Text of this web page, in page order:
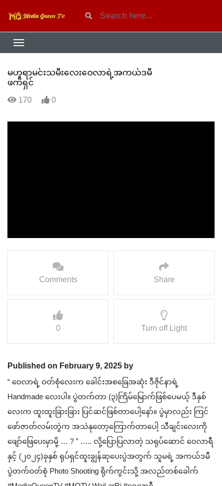
မဟူရာမင်းသမီးလေးဝေလာရဲ့အကယ်ဒမီ
ဖက်ရှင်
170 0
Comments Share
0 Turn off Light
Published on February 9, 2025 by
“ ဝေလာရဲ့ ဝတ်စုံလေးက ခေါင်းအစခြေအဆုံး ဒီဇိုင်နာရဲ့
Handmade လေးပါ။ ပွဲတက်တာ (၃)ကြိမ်မြောက်ဖြစ်ပေမယ့် ဒီနှစ်
လေးက ထူးထူးခြားခြား ပြင်ဆင်ဖြစ်တာပေါ့နော်။ ပွဲမှာလည်း ကြင်
ဖော်ဇာတ်လမ်းတွဲက အသဲနုတော့ကြောက်တာပေါ့ သီချင်းလေးကို
ဖျော်ဖြေပေးမှာမို့ … ? ” ….. လို့ပြောပြလာတဲ့ သရုပ်ဆောင် ဝေလာရီ
နှင့် (၂၀၂၄)ခုနှစ် ရုပ်ရှင်ထူးချွန်ဆုပေးပွဲအတွက် သူမရဲ့ အကယ်ဒမီ
ပွဲတက်ဝတ်စုံ Photo Shooting ရိုက်ကွင်းသို့ အလည်တစ်ခေါက်